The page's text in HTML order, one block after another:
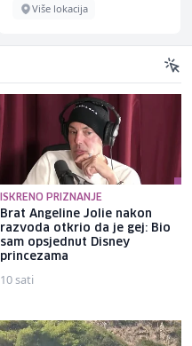
Više lokacija
ISKRENO PRIZNANJE
Brat Angeline Jolie nakon
razvoda otkrio da je gej: Bio
sam opsjednut Disney
princezama
10 sati